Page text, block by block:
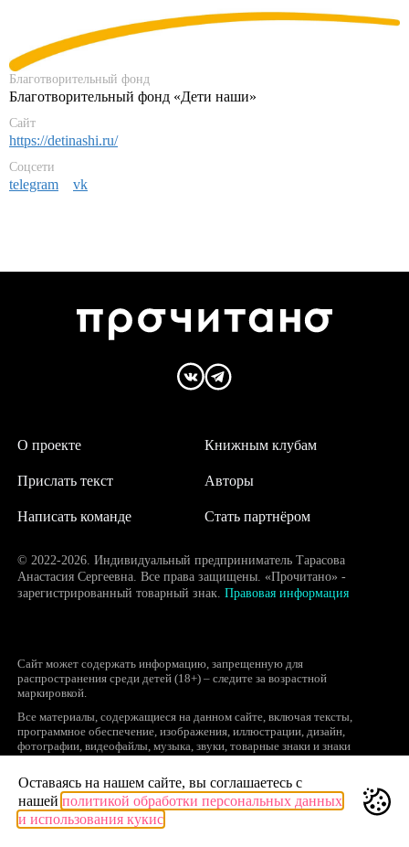
Благотворительный фонд
Благотворительный фонд «Дети наши»
Сайт
https://detinashi.ru/
Соцсети
telegram vk
О проекте
Написать команде
Авторы
Прислать текст
Книжным клубам
Стать партнёром
© 2022-2026. Индивидуальный предприниматель Тарасова
Анастасия Сергеевна. Все права защищены. «Прочитано» -
зарегистрированный товарный знак. Правовая информация
Сайт может содержать информацию, запрещенную для
распространения среди детей (18+) – следите за возрастной
маркировкой.
Все материалы, содержащиеся на данном сайте, включая тексты,
программное обеспечение, изображения, иллюстрации, дизайн,
фотографии, видеофайлы, музыка, звуки, товарные знаки и знаки
объектами интеллектуальной собственности, исключительные права на
использование которых принадлежат правообладателям.
Запрещается полное или частичное копирование и распространение (в
том числе, путем воспроизведения и размещения на других сайтах и
Оставаясь на нашем сайте, вы соглашаетесь с
нашей политикой обработки персональных данных
и использования кукис